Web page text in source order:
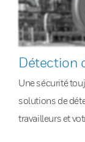
Détection
Une sécurité
solutions de
travailleurs et